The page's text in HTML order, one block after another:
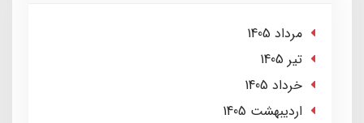
مرداد 1405
تير 1405
خرداد 1405
ارديبهشت 1405